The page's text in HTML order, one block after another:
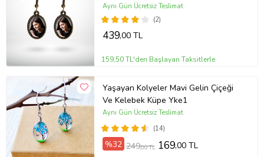
(2)
Aynı Gün Ücretsiz Teslimat
439,00 TL
159,50 TL'den Başlayan Taksitlerle
Yaşayan Kolyeler Mavi Gelin Çiçeği
Ve Kelebek Küpe Yke1
(14)
Aynı Gün Ücretsiz Teslimat
%32 249,00 TL 169,00 TL